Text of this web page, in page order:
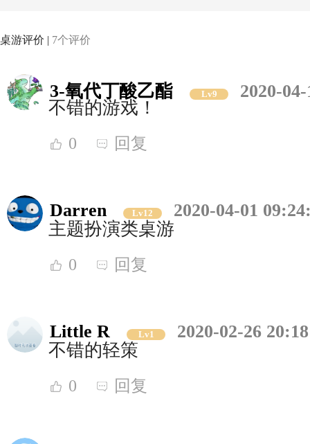
桌游评价 | 7个评价
3-氧代丁酸乙酯 Lv9
2020-
不错的游戏！
0 回复
Darren Lv12
2020-04-01
主题扮演类桌游
0 回复
Little R Lv1
2020-02-26
不错的轻策
0 回复